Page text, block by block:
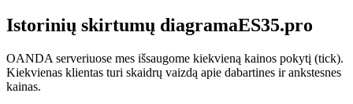
Istorinių skirtumų diagramaES35.pro
OANDA serveriuose mes išsaugome kiekvieną kainos pokytį (tick).
Kiekvienas klientas turi skaidrų vaizdą apie dabartines ir ankstesnes
kainas.